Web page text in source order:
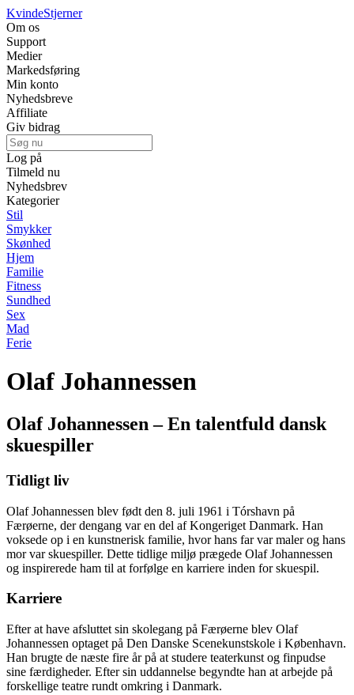
KvindeStjerner
Om os
Support
Medier
Markedsføring
Min konto
Nyhedsbreve
Affiliate
Giv bidrag
Log på
Tilmeld nu
Nyhedsbrev
Kategorier
Stil
Smykker
Skønhed
Hjem
Familie
Fitness
Sundhed
Sex
Mad
Ferie
Olaf Johannessen
Olaf Johannessen – En talentfuld dansk
skuespiller
Tidligt liv
Olaf Johannessen blev født den 8. juli 1961 i Tórshavn på
Færøerne, der dengang var en del af Kongeriget Danmark. Han
voksede op i en kunstnerisk familie, hvor hans far var maler og hans
mor var skuespiller. Dette tidlige miljø prægede Olaf Johannessen
og inspirerede ham til at forfølge en karriere inden for skuespil.
Karriere
Efter at have afsluttet sin skolegang på Færøerne blev Olaf
Johannessen optaget på Den Danske Scenekunstskole i København.
Han brugte de næste fire år på at studere teaterkunst og finpudse
sine færdigheder. Efter sin uddannelse begyndte han at arbejde på
forskellige teatre rundt omkring i Danmark.